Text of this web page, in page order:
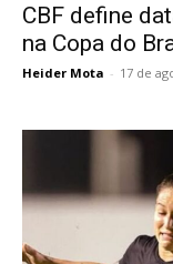
CBF define
na Copa do
Heider Mota - 17 de